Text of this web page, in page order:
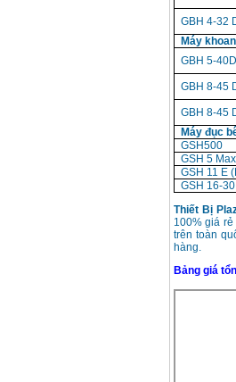
GBH 4-32
Máy
GBH 5-40D
GBH 8-45
GBH 8-45
Máy đục
GSH500
GSH 5 Max
GSH 11 E
GSH 16-30
Thiết Bị
100% giá
trên toàn
hàng.
Bảng giá